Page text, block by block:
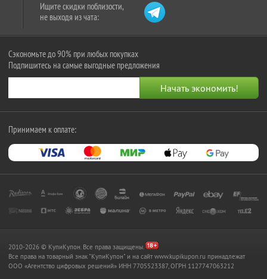
Ищите скидки поблизости,
не выходя из чата:
Сэкономьте до 90% при любых покупках
Подпишитесь на самые выгодные предложения
Принимаем к оплате:
2010-2026 © КупиКупон. Все права защищены.
Все права на товарный знак "КупиКупон" и на сайт www.kupikupon.ru принадлежат
OOO «Агентство цифровых решений» ИНН 7705523387, ОГРН 1127747063212